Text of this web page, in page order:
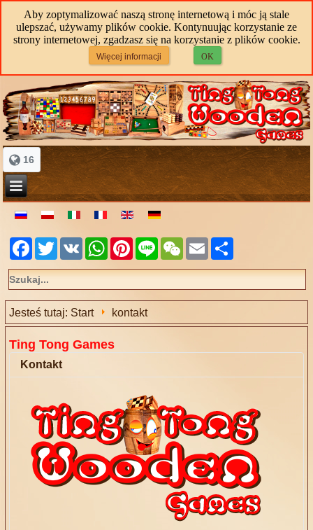
Aby zoptymalizować naszą stronę internetową i móc ją stale
ulepszać, używamy plików cookie. Kontynuując korzystanie ze
strony internetowej, zgadzasz się na korzystanie z plików cookie.
Więcej informacji OK
16
Facebook
TwitterVK WhatsApp
Pinterest
Line WeChatEmail
Jesteś tutaj: Start kontakt
Ting Tong Games
Kontakt